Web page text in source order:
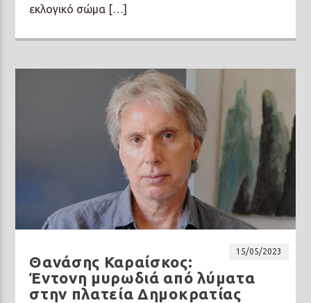
εκλογικό σώμα […]
15/05/2023
Θανάσης Καραίσκος:
Έντονη μυρωδιά από λύματα
στην πλατεία Δημοκρατίας